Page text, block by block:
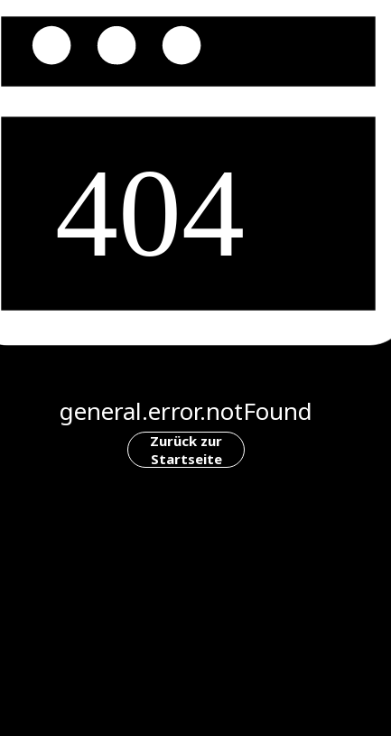
general.error.notFound
Zurück zur
Startseite